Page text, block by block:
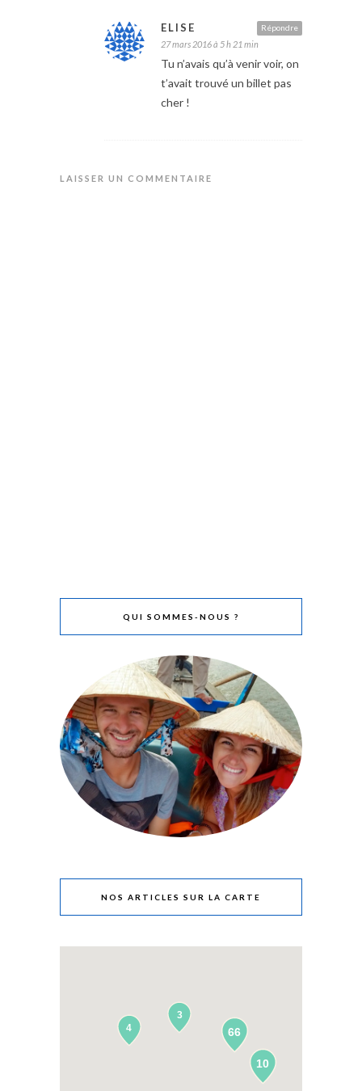
Répondre
ELISE
27 mars 2016 à 5 h 21 min
Tu n’avais qu’à venir voir, on
t’avait trouvé un billet pas
cher !
LAISSER UN COMMENTAIRE
QUI SOMMES-NOUS ?
NOS ARTICLES SUR LA CARTE
3
10
66
4